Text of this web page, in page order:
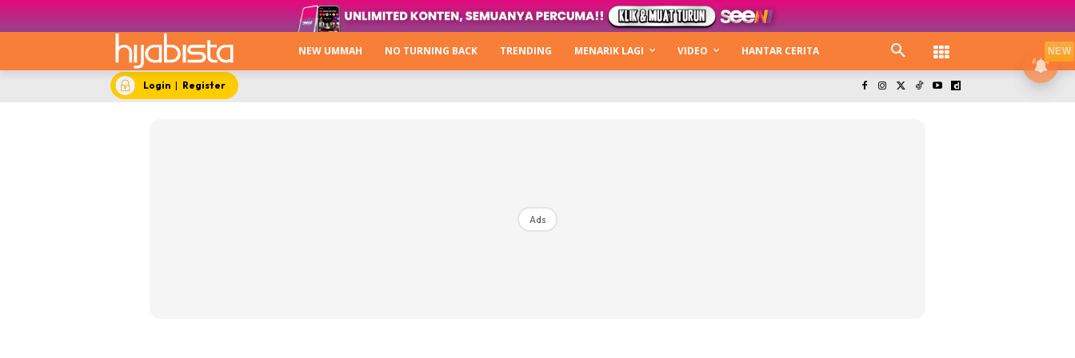
Login|Register
NEW UMMAH NO TURNING BACK TRENDING MENARIK LAGI VIDEO HANTAR CERITA
Login | Register
Ads
NEW